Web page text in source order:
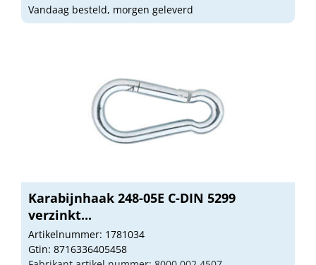
Vandaag besteld, morgen geleverd
Karabijnhaak 248-05E C-DIN 5299
verzinkt...
Artikelnummer: 1781034
Gtin: 8716336405458